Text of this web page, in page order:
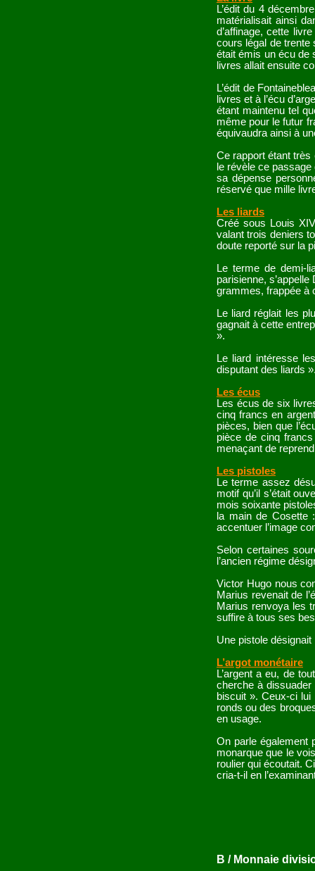
L’édit du 4
matérialisait ainsi
d’affinage, cette
cours légal de trente
était émis un écu de
livres allait ensuite
L’édit de
livres et à l’écu
étant maintenu tel
même pour le futur
équivaudra ainsi à
Ce rapport étant
le révèle ce
sa dépense
réservé que mille
Les liards
Créé sous Louis
valant trois deniers
doute reporté sur la
Le terme de demi-
parisienne,
grammes, frappée à
Le liard réglait les
gagnait à cette
».
Le liard intéresse
disputant des liards
Les écus
Les écus de six
cinq francs en
pièces, bien que
pièce de cinq
menaçant de
Les pistoles
Le terme assez
motif qu’il s’était
mois soixante
la main de Cosette
accentuer l’image
Selon certaines
l’ancien régime
Victor Hugo nous
Marius revenait de
Marius renvoya les
suffire à tous ses
Une pistole
L’argot monétaire
L’argent a eu, de
cherche à dissuader
biscuit ». Ceux-ci
ronds ou des
en usage.
On parle également
monarque que le
roulier qui écoutait.
cria-t-il en
B / Monnaie